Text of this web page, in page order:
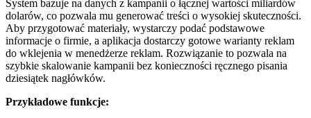
System bazuje na danych z kampanii o łącznej wartości miliardów
dolarów, co pozwala mu generować treści o wysokiej skuteczności.
Aby przygotować materiały, wystarczy podać podstawowe
informacje o firmie, a aplikacja dostarczy gotowe warianty reklam
do wklejenia w menedżerze reklam. Rozwiązanie to pozwala na
szybkie skalowanie kampanii bez konieczności ręcznego pisania
dziesiątek nagłówków.
Przykładowe funkcje: